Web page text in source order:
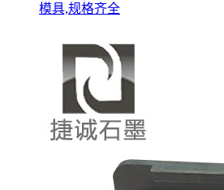
模具,规格齐全